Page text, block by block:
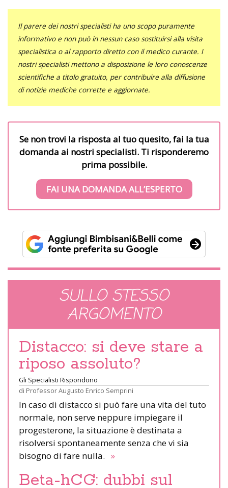
Il parere dei nostri specialisti ha uno scopo puramente
informativo e non può in nessun caso sostituirsi alla visita
specialistica o al rapporto diretto con il medico curante. I
nostri specialisti mettono a disposizione le loro conoscenze
scientifiche a titolo gratuito, per contribuire alla diffusione
di notizie mediche corrette e aggiornate.
Se non trovi la risposta al tuo quesito, fai la tua
domanda ai nostri specialisti. Ti risponderemo
prima possibile.
FAI UNA DOMANDA ALL’ESPERTO
SULLO STESSO
ARGOMENTO
Distacco: si deve stare a
riposo assoluto?
Gli Specialisti Rispondono
di Professor Augusto Enrico Semprini
In caso di distacco si può fare una vita del tuto
normale, non serve neppure impiegare il
progesterone, la situazione è destinata a
risolversi spontaneamente senza che vi sia
bisogno di fare nulla. »
Beta-hCG: dubbi sul